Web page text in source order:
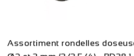
Assortiment rondelles